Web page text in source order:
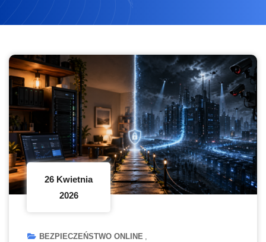
26 Kwietnia
2026
BEZPIECZEŃSTWO ONLINE